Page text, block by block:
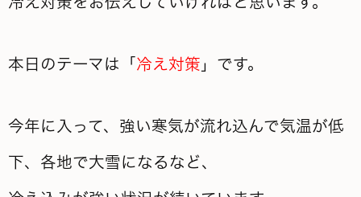
本日のテーマは「 冷え対策 」です。
今年に入って、強い寒気が流れ込んで気温が低
下、各地で大雪になるなど、